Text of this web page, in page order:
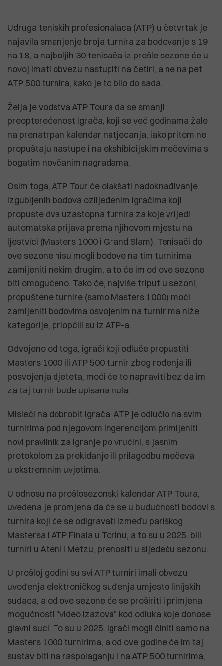
Udruga teniskih profesionalaca (ATP) u četvrtak je
najavila smanjenje broja turnira za bodovanje s 19
na 18, a najboljih 30 tenisača iz prošle sezone će u
novoj imati obvezu nastupiti na četiri, a ne na pet
ATP 500 turnira, kako je to bilo do sada.
Želja je vodstva ATP Toura da se smanji
preopterećenost igrača, koji se već godinama žale
na prenatrpan kalendar natjecanja, iako pritom ne
propuštaju nastupe i na ekshibicijskim mečevima s
bogatim novčanim nagradama.
Osim toga, ATP Tour će olakšati nadoknađivanje
izgubljenih bodova ozlijeđenim igračima koji
propuste dva uzastopna turnira za koje vrijedi
automatska prijava prema njihovom mjestu na
ljestvici (Masters 1000 i Grand Slam). Tenisači do
ove sezone nisu mogli bodove na tim turnirima
zamijeniti nekim drugim, a to će im od ove sezone
biti omogućeno. Tako će, najviše triput u sezoni,
propuštene turnire (samo Masters 1000) moći
zamijeniti bodovima osvojenim na turnirima niže
kategorije, priopćili su iz ATP-a.
Odvojeno od toga, igrači koji odluče propustiti
Masters 1000 ili ATP 500 turnir zbog rođenja ili
posvojenja djeteta, moći će to napraviti bez da im
za taj turnir bude upisana nula.
Misleći na dobrobit igrača, ATP je odlučio na svim
turnirima pod njegovom ingerencijom primijeniti
novi pravilnik za igranje po vrućini, s jasnim
protokolom za prekidanje ili prilagodbu mečeva
u ekstremnim uvjetima.
U odnosu na prošlosezonski kalendar ATP Toura,
uvedena je promjena da će se u budućnosti bodovi s
turnira koji će se odigravati između pariškog
Mastersa i ATP Finala u Torinu, a to su u 2025. bili
turniri u Ateni i Metzu, prenositi u sljedeću sezonu.
U prošloj godini su svi ATP turniri imali obvezu
uvođenja elektroničkog suđenja umjesto linijskih
sudaca, a od ove sezone će se proširiti i primjena
mogućnosti "video izazova" kod odluka koje donose
glavni suci. To su u 2025. igrači mogli činiti samo na
Masters 1000 turnirima, a od ove godine će im taj
sustav biti na raspolaganju i na ATP 500 turnirima,